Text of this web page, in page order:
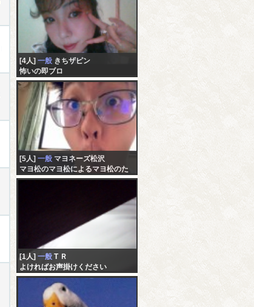
[4人] 一般 きちザピン
怖いの即ブロ
[5人] 一般 マヨネーズ松沢
マヨ松のマヨ松によるマヨ松のた
めの配信
[1人] 一般 T Ｒ
よければお声掛けください